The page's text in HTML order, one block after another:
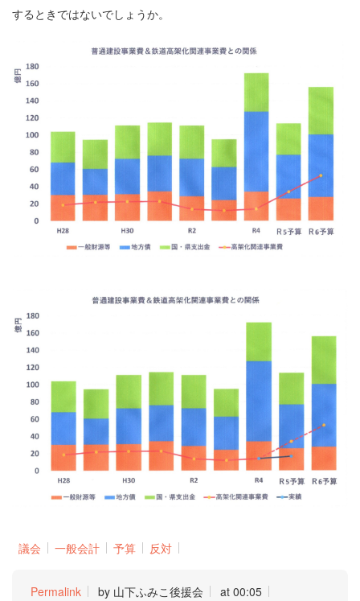
するときではないでしょうか。
議会 一般会計 予算 反対
Permalink by 山下ふみこ後援会 at 00:05